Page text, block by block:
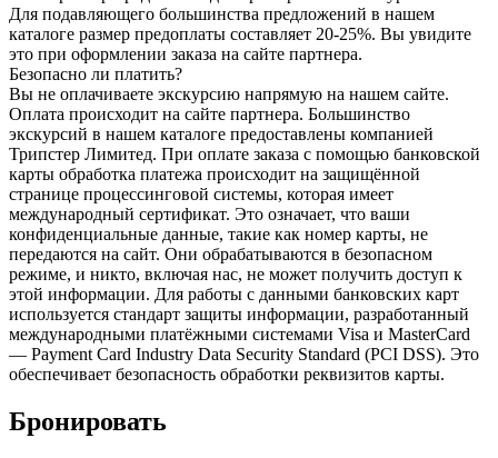
Для подавляющего большинства предложений в нашем
каталоге размер предоплаты составляет 20-25%. Вы увидите
это при оформлении заказа на сайте партнера.
Безопасно ли платить?
Вы не оплачиваете экскурсию напрямую на нашем сайте.
Оплата происходит на сайте партнера. Большинство
экскурсий в нашем каталоге предоставлены компанией
Трипстер Лимитед. При оплате заказа с помощью банковской
карты обработка платежа происходит на защищённой
странице процессинговой системы, которая имеет
международный сертификат. Это означает, что ваши
конфиденциальные данные, такие как номер карты, не
передаются на сайт. Они обрабатываются в безопасном
режиме, и никто, включая нас, не может получить доступ к
этой информации. Для работы с данными банковских карт
используется стандарт защиты информации, разработанный
международными платёжными системами Visa и MasterCard
— Payment Card Industry Data Security Standard (PCI DSS). Это
обеспечивает безопасность обработки реквизитов карты.
Бронировать